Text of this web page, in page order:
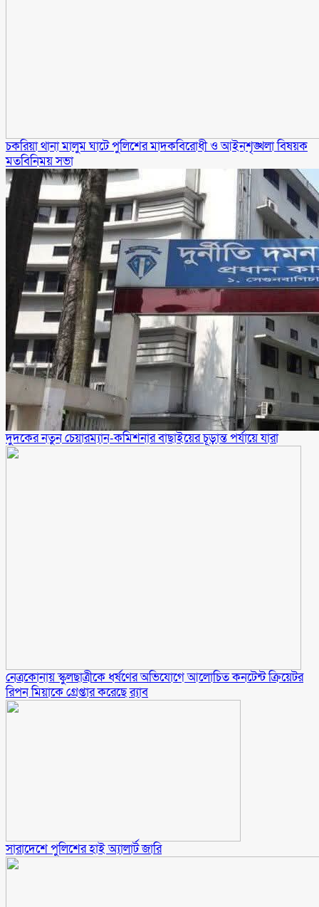
চকরিয়া থানা মালুম ঘাটে পুলিশের মাদকবিরোধী ও আইনশৃঙ্খলা বিষয়ক
মতবিনিময় সভা
দুদকের নতুন চেয়ারম্যান-কমিশনার বাছাইয়ের চূড়ান্ত পর্যায়ে যারা
নেত্রকোনায় স্কুলছাত্রীকে ধর্ষণের অভিযোগে আলোচিত কনটেন্ট ক্রিয়েটর
রিপন মিয়াকে গ্রেপ্তার করেছে র‍্যাব
সারাদেশে পুলিশের হাই অ্যালার্ট জারি